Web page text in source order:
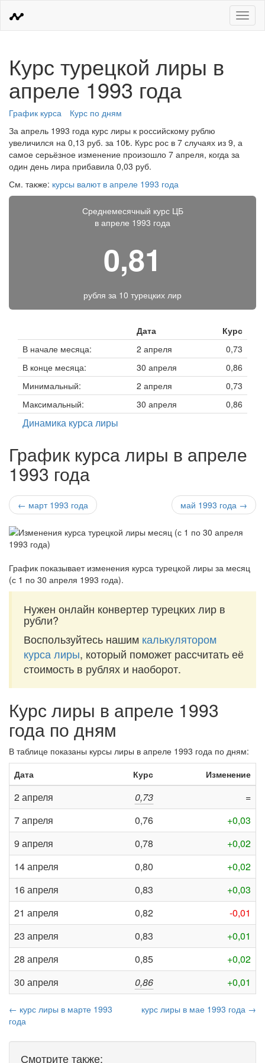
Меню
Курс турецкой лиры в
апреле 1993 года
График курса
Курс по дням
За апрель 1993 года курс лиры к российскому рублю
увеличился на 0,13 руб. за 10₺. Курс рос в 7 случаях из 9, а
самое серьёзное изменение произошло 7 апреля, когда за
один день лира прибавила 0,03 руб.
См. также: курсы валют в апреле 1993 года
Среднемесячный курс ЦБ
в апреле 1993 года
0,81
рубля за 10 турецких лир
Дата
Курс
В начале месяца:
2 апреля
0,73
В конце месяца:
30 апреля
0,86
Минимальный:
2 апреля
0,73
Максимальный:
30 апреля 0,86
Динамика курса лиры
График курса лиры в апреле
1993 года
← март 1993 года май 1993 года →
График показывает изменения курса турецкой лиры за месяц
(с 1 по 30 апреля 1993 года).
Нужен онлайн конвертер турецких лир в
рубли?
Воспользуйтесь нашим калькулятором
курса лиры, который поможет рассчитать её
стоимость в рублях и наоборот.
Курс лиры в апреле 1993
года по дням
В таблице показаны курсы лиры в апреле 1993 года по дням:
Дата
Курс Изменение
2 апреля 0,73
=
7 апреля
0,76
+0,03
9 апреля
0,78
+0,02
14 апреля
0,80
+0,02
16 апреля
0,83
+0,03
21 апреля
0,82
-0,01
23 апреля
0,83
+0,01
28 апреля
0,85
+0,02
30 апреля
0,86 +0,01
← курс лиры в марте 1993
года
курс лиры в мае 1993 года →
Смотрите также: